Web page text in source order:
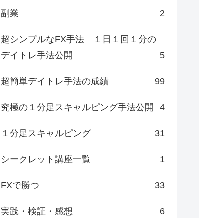
副業 2
超シンプルなFX手法 １日１回１分の
デイトレ手法公開
5
超簡単デイトレ手法の成績 99
究極の１分足スキャルピング手法公開 4
１分足スキャルピング 31
シークレット講座一覧 1
FXで勝つ 33
実践・検証・感想 6